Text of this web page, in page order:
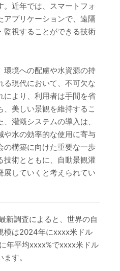
。近年では、スマートフォ
アプリケーションで、遠隔
監視することができる技術
環境への配慮や水資源の持
る現代において、不可欠な
により、利用者は手間を省
美しい景観を維持するこ
灌漑システムの導入は、
や水の効率的な使用に寄与
の構築に向けた重要な一歩
技術とともに、自動景観灌
展していくと考えられてい
新調査によると、世界の自
模は2024年にxxxx米ドル
年平均xxxx%でxxxx米ドル
す。